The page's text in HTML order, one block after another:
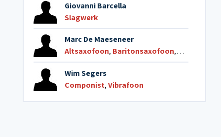
Giovanni Barcella
Slagwerk
Marc De Maeseneer
Altsaxofoon, Baritonsaxofoon,
Wim Segers
Componist,Vibrafoon